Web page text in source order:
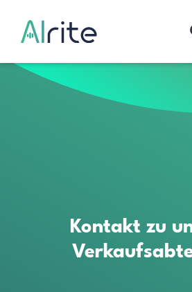
Kontakt zu